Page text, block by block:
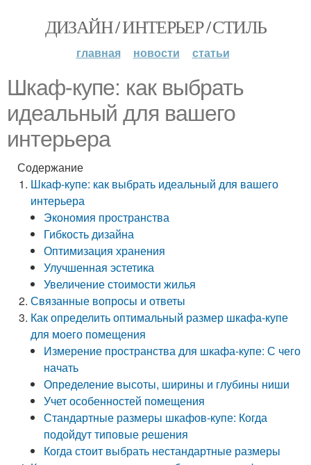
ДИЗАЙН / ИНТЕРЬЕР / СТИЛЬ
главная новости статьи
Шкаф-купе: как выбрать
идеальный для вашего
интерьера
Содержание
Шкаф-купе: как выбрать идеальный для вашего
интерьера
Экономия пространства
Гибкость дизайна
Оптимизация хранения
Улучшенная эстетика
Увеличение стоимости жилья
Связанные вопросы и ответы
Как определить оптимальный размер шкафа-купе
для моего помещения
Измерение пространства для шкафа-купе: С чего
начать
Определение высоты, ширины и глубины ниши
Учет особенностей помещения
Стандартные размеры шкафов-купе: Когда
подойдут типовые решения
Когда стоит выбрать нестандартные размеры